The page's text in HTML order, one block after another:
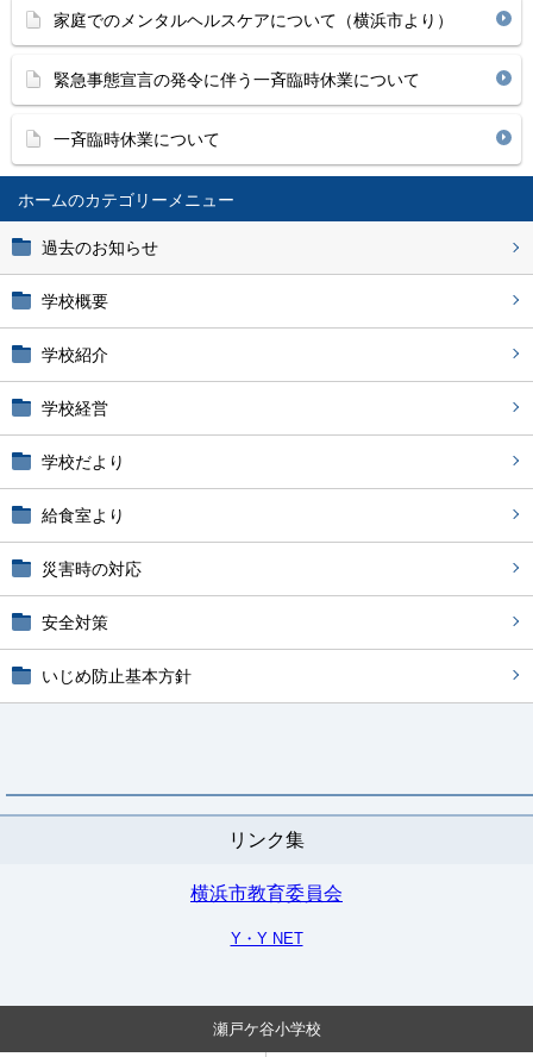
ホーム
過去のお知らせ
学校概要
学校紹介
学校経営
学校だより
給食室より
災害時の対応
安全対策
いじめ防止基本方針
リンク集
横浜市教育委員会
Y・Y NET
家庭でのメンタルヘルスケアについて（横浜市より）
緊急事態宣言の発令に伴う一斉臨時休業について
一斉臨時休業について
瀬戸ケ谷小学校